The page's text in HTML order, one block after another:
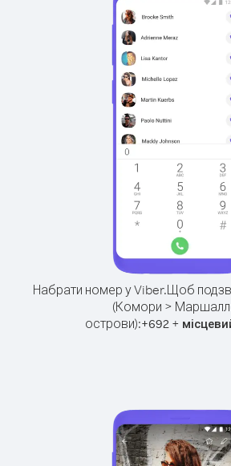
Набрати номер у Viber.Щоб
(Комори >
острови):+692+